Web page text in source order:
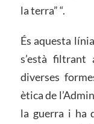
la terra” “.
És aquesta
s’està filtrant
diverses
ètica de
la guerra i ha